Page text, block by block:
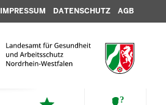
IMPRESSUM DATENSCHUTZ AGB